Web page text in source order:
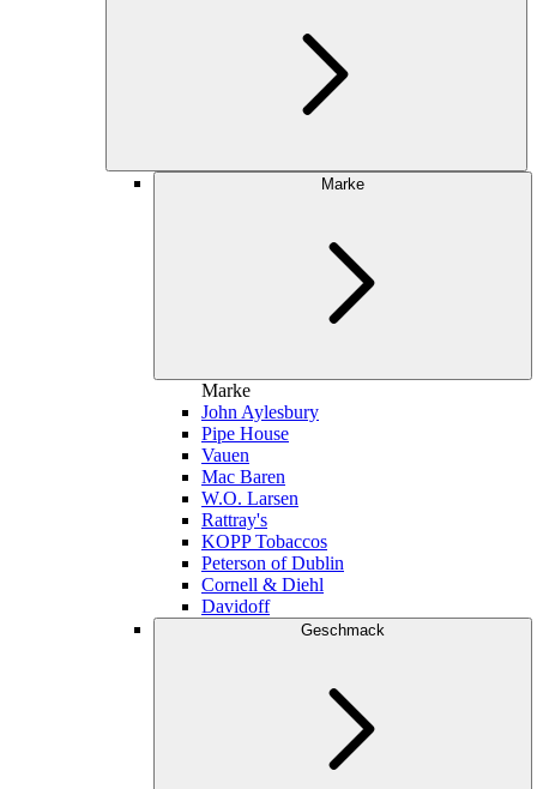
Marke
Marke
John Aylesbury
Pipe House
Vauen
Mac Baren
W.O. Larsen
Rattray's
KOPP Tobaccos
Peterson of Dublin
Cornell & Diehl
Davidoff
Geschmack